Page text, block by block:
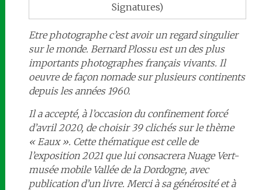
Signatures)
Etre photographe c’est avoir un regard singulier
sur le monde. Bernard Plossu est un des plus
importants photographes français vivants. Il
oeuvre de façon nomade sur plusieurs continents
depuis les années 1960.
Il a accepté, à l’occasion du confinement forcé
d’avril 2020, de choisir 39 clichés sur le thème
« Eaux ». Cette thématique est celle de
l’exposition 2021 que lui consacrera Nuage Vert-
musée mobile Vallée de la Dordogne, avec
publication d’un livre. Merci à sa générosité et à